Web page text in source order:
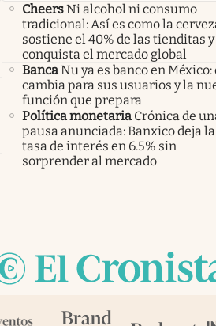
CheersNi alcohol ni consumo
tradicional: Así es como la
sostiene el 40% de las tienditas y
conquista el mercado global
BancaNu ya es banco en México:
cambia para sus usuarios y la
función que prepara
Política monetaria Crónica de
pausa anunciada: Banxico deja la
tasa de interés en 6.5% sin
sorprender al mercado